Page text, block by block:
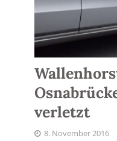
verletzt
8. November 2016